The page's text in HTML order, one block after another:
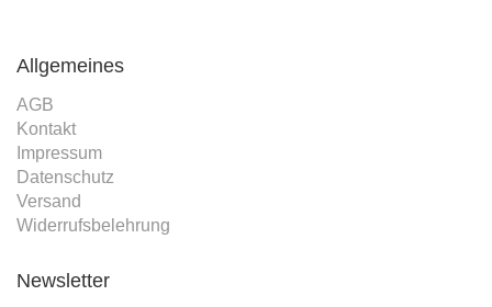
Allgemeines
AGB
Kontakt
Impressum
Datenschutz
Versand
Widerrufsbelehrung
Newsletter